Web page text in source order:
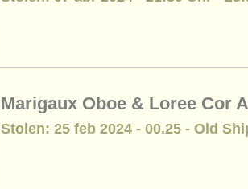
Marigaux Oboe & Loree Cor
Stolen: 25 feb 2024 - 00.25 - Old